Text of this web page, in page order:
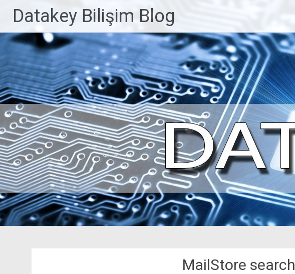
Datakey Bilişim Blog
MailStore search